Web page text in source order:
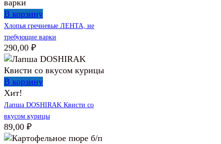
В корзину
Хлопья гречневые ЛЕНТА, не
требующие варки
290,00 ₽
В корзину
Хит!
Лапша DOSHIRAK Квисти со
вкусом курицы
89,00 ₽